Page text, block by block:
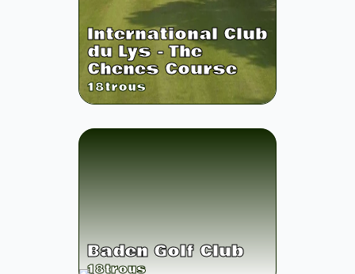
International Club
du Lys - The
Chenes Course
18trous
Baden Golf Club
18trous